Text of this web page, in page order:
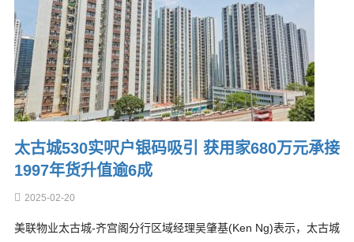
太古城530实呎户银码吸引 获用家680万元承接
1997年货升值逾6成
2025-02-20
美联物业太古城-齐宫阁分行区域经理吴肇基(Ken Ng)表示，太古城